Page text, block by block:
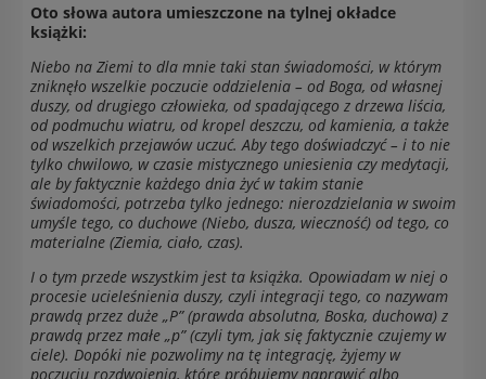
Oto słowa autora umieszczone na tylnej okładce
książki:
Niebo na Ziemi to dla mnie taki stan świadomości, w którym
zniknęło wszelkie poczucie oddzielenia – od Boga, od własnej
duszy, od drugiego człowieka, od spadającego z drzewa liścia,
od podmuchu wiatru, od kropel deszczu, od kamienia, a także
od wszelkich przejawów uczuć. Aby tego doświadczyć – i to nie
tylko chwilowo, w czasie mistycznego uniesienia czy medytacji,
ale by faktycznie każdego dnia żyć w takim stanie
świadomości, potrzeba tylko jednego: nierozdzielania w swoim
umyśle tego, co duchowe (Niebo, dusza, wieczność) od tego, co
materialne (Ziemia, ciało, czas).
I o tym przede wszystkim jest ta książka. Opowiadam w niej o
procesie ucieleśnienia duszy, czyli integracji tego, co nazywam
prawdą przez duże „P” (prawda absolutna, Boska, duchowa) z
prawdą przez małe „p” (czyli tym, jak się faktycznie czujemy w
ciele). Dopóki nie pozwolimy na tę integrację, żyjemy w
poczuciu rozdwojenia, które próbujemy naprawić albo